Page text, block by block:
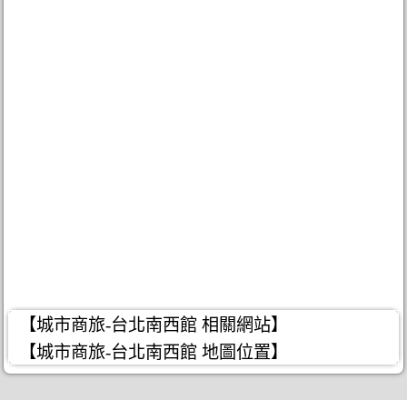
【城市商旅-台北南西館 相關網站】
【城市商旅-台北南西館 地圖位置】